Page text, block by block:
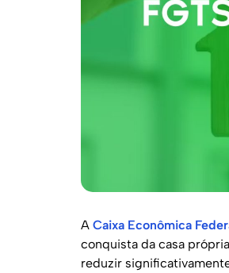
A Caixa Econômica
conquista da casa
reduzir